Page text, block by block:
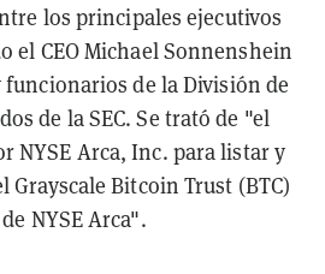
los principales ejecutivos
el CEO Michael Sonnenshein
funcionarios de la División de
de la SEC. Se trató de "el
NYSE Arca, Inc. para listar y
Grayscale Bitcoin Trust (BTC)
NYSE Arca".